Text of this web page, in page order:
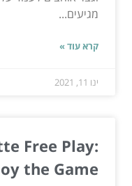
מגיעים...
קרא עוד »
ינו 11, 2021
Free Play:
the Game